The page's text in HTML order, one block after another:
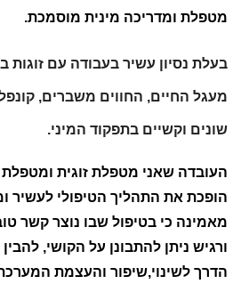
מטפלת ומדריכה מינית מוסמכת.
בעלת נסיון עשיר בעבודה עם
מעגל החיים, החווים משברים,
שונים וקשיים בתפקוד המיני.
העובדה שאני מטפלת זוגית
הופכת את התהליך הטיפולי לעשיר
מאמינה כי בטיפול שבו נוצר קשר
ורגיש ניתן להתבונן על הקושי,
הדרך לשינוי,שיפור והעצמת המערכת